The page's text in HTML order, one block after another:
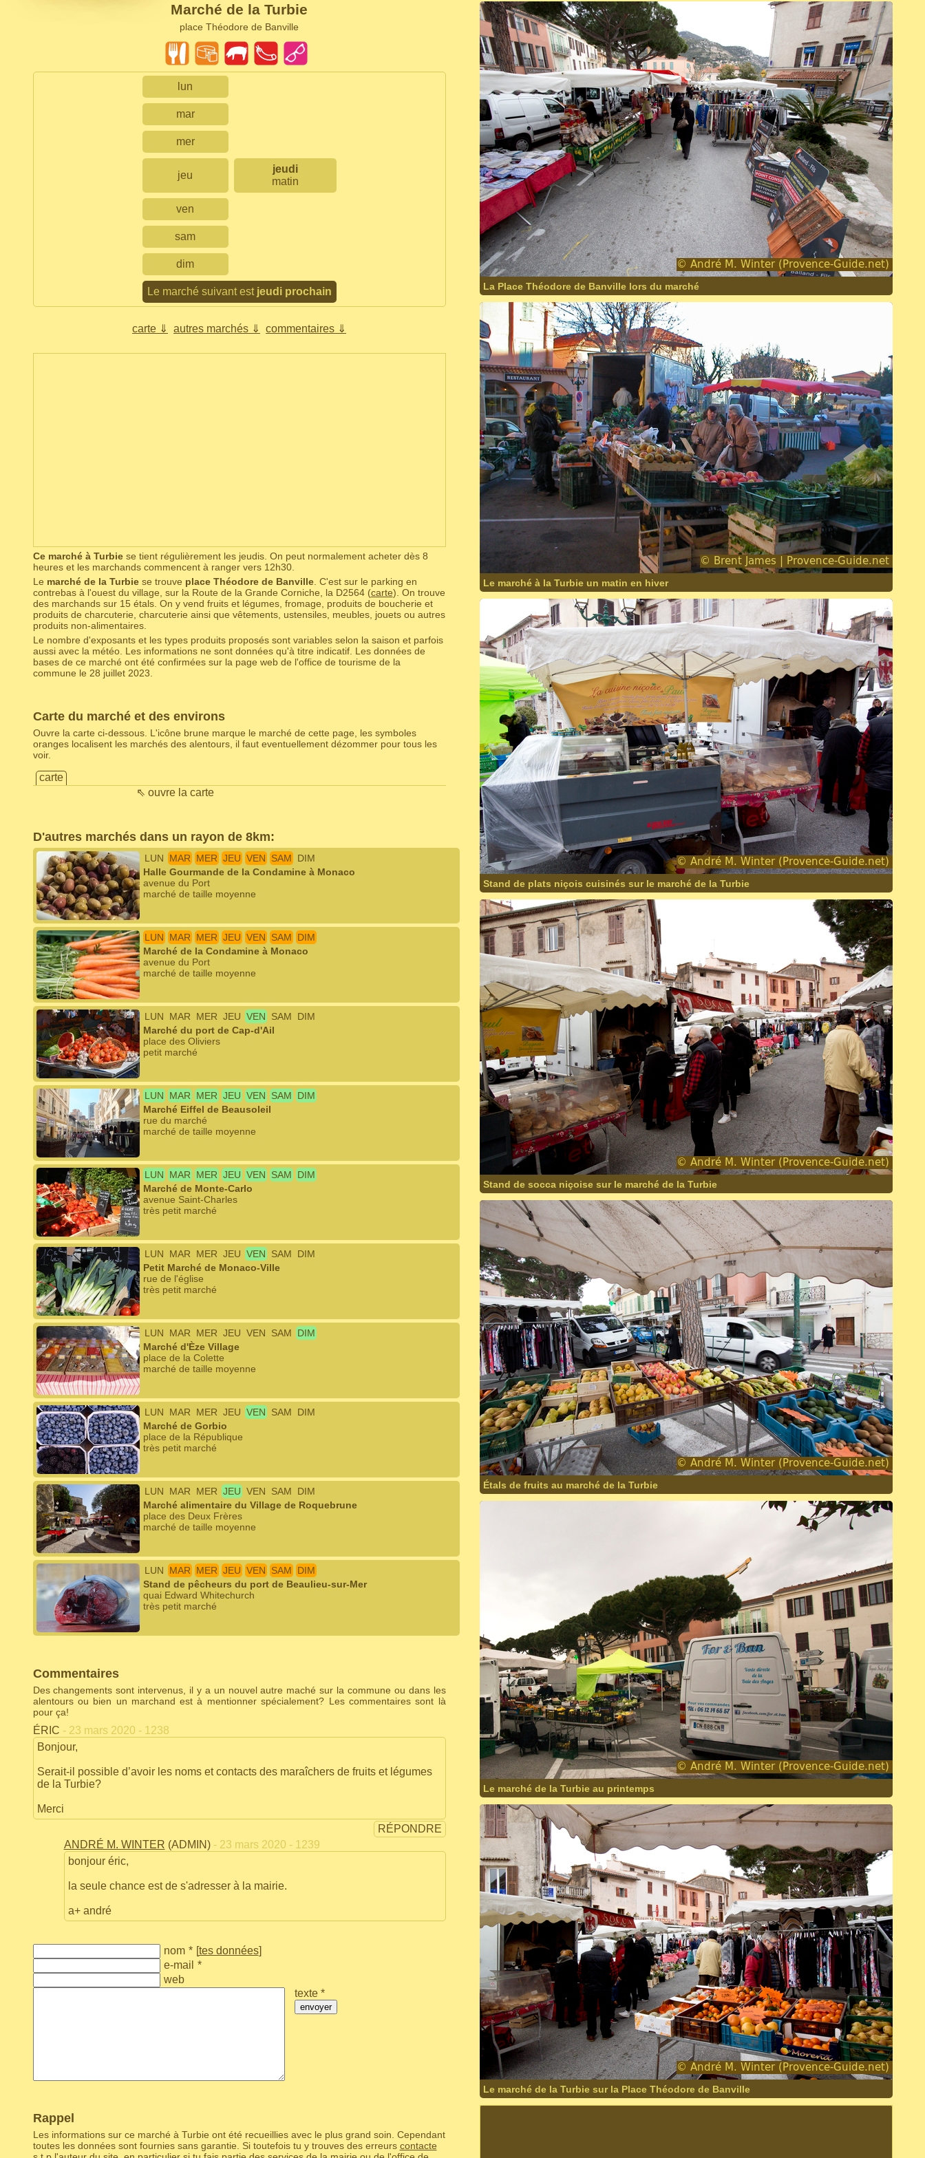
Marché de la Turbie
place Théodore de Banville
lun
mar
mer
jeu
jeudi
matin
ven
sam
dim
Le marché suivant est jeudi prochain
carte ⇓ autres marchés ⇓ commentaires ⇓
Ce marché à Turbiese tient régulièrement les jeudis. On peut normalement acheter dès 8
heures et les marchands commencent à ranger vers 12h30.
Le marché de la Turbiese trouve place Théodore de Banville. C'est sur le parking en
contrebas à l'ouest du village, sur la Route de la Grande Corniche, la D2564 (carte). On trouve
des marchands sur 15 étals. On y vend fruits et légumes, fromage, produits de boucherie et
produits de charcuterie, charcuterie ainsi que vêtements, ustensiles, meubles, jouets ou autres
produits non-alimentaires.
Le nombre d'exposants et les types produits proposés sont variables selon la saison et parfois
aussi avec la météo. Les informations ne sont données qu'à titre indicatif. Les données de
bases de ce marché ont été confirmées sur la page web de l'office de tourisme de la
commune le 28 juillet 2023.
Carte du marché et des environs
Ouvre la carte ci-dessous. L'icône brune marque le marché de cette page, les symboles
oranges localisent les marchés des alentours, il faut eventuellement dézommer pour tous les
voir.
carte
⇖ ouvre la carte
D'autres marchés dans un rayon de 8km:
LUN MAR MER JEU VEN SAM
DIM
Halle Gourmande de la Condamine à Monaco
avenue du Port
marché de taille moyenne
LUN MAR MER JEU VEN SAM
DIM
Marché de la Condamine à Monaco
avenue du Port
marché de taille moyenne
LUN MAR MER JEU VEN SAM
DIM
Marché du port de Cap-d'Ail
place des Oliviers
petit marché
LUN MAR MER JEU VEN SAM
DIM
Marché Eiffel de Beausoleil
rue du marché
marché de taille moyenne
LUN MAR MER JEU VEN SAM
DIM
Marché de Monte-Carlo
avenue Saint-Charles
très petit marché
LUN MAR MER JEU VEN SAM
DIM
Petit Marché de Monaco-Ville
rue de l'église
très petit marché
LUN MAR MER JEU VEN SAM
DIM
Marché d'Èze Village
place de la Colette
marché de taille moyenne
LUN MAR MER JEU VEN SAM
DIM
Marché de Gorbio
place de la République
très petit marché
LUN MAR MER JEU VEN SAM
DIM
Marché alimentaire du Village de Roquebrune
place des Deux Frères
marché de taille moyenne
LUN MAR MER JEU VEN SAM
DIM
Stand de pêcheurs du port de Beaulieu-sur-Mer
quai Edward Whitechurch
très petit marché
Commentaires
Des changements sont intervenus, il y a un nouvel autre maché sur la commune ou dans les
alentours ou bien un marchand est à mentionner spécialement? Les commentaires sont là
pour ça!
ÉRIC - 23 mars 2020 - 1238
Bonjour,
Serait-il possible d’avoir les noms et contacts des maraîchers de fruits et légumes
de la Turbie?
Merci
RÉPONDRE
ANDRÉ M. WINTER (ADMIN)- 23 mars 2020 - 1239
bonjour éric,
la seule chance est de s'adresser à la mairie.
a+ andré
nom * [tes données]
e-mail *
web
texte *
envoyer
Rappel
Les informations sur ce marché à Turbie ont été recueillies avec le plus grand soin. Cependant
toutes les données sont fournies sans garantie. Si toutefois tu y trouves des erreurs contacte
La Place Théodore de Banville lors du marché
Le marché à la Turbie un matin en hiver
Stand de plats niçois cuisinés sur le marché de la Turbie
Stand de socca niçoise sur le marché de la Turbie
Étals de fruits au marché de la Turbie
Le marché de la Turbie au printemps
Le marché de la Turbie sur la Place Théodore de Banville